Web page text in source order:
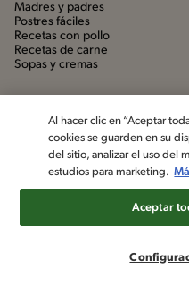
Madres y padres
Postres fáciles
Recetas con pollo
Recetas de carne
Sopas y cremas
©2022, Nestlé. Marcas
Al hacer clic en “Aceptar
cookies se guarden en su
del sitio, analizar el uso del
estudios para marketing.
Aceptar